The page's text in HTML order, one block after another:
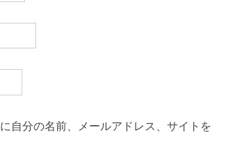
自分の名前、メールアドレス、サイトを